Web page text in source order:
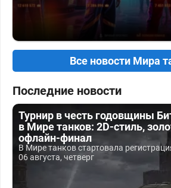
Все новости Мира
Последние новости
Турнир в честь годовщины
в Мире танков: 2D-стиль,
офлайн-финал
В Мире танков стартовала
06 августа, четверг